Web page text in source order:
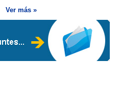
Ver más »